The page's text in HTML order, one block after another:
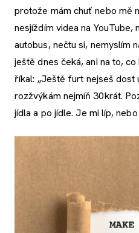
protože mám chuť nebo mě
nesjíždím videa na YouTube,
autobus, nečtu si, nemyslím
ještě dnes čeká, ani na to,
říkal: „Ještě furt nejseš dost
rozžvýkám nejmíň 30krát.
jídla a po jídle. Je mi líp,